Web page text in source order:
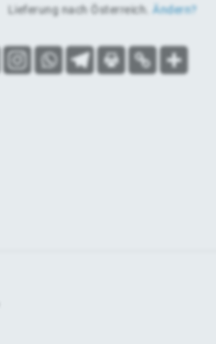
Lieferung nach Österreich Ändern?